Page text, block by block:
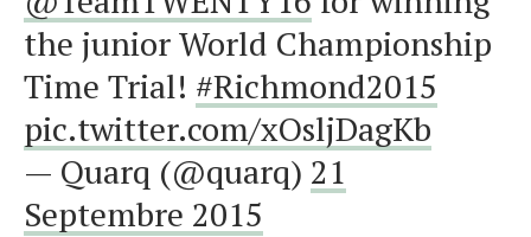
the junior World Championship
Time Trial! #Richmond2015
pic.twitter.com/xOsljDagKb
— Quarq (@quarq) 21
Septembre 2015